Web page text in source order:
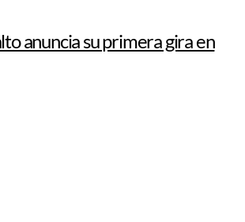
anuncia su primera gira en